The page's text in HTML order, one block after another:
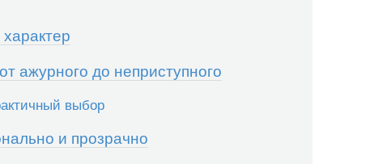
ажурного до неприступного
выбор
и прозрачно